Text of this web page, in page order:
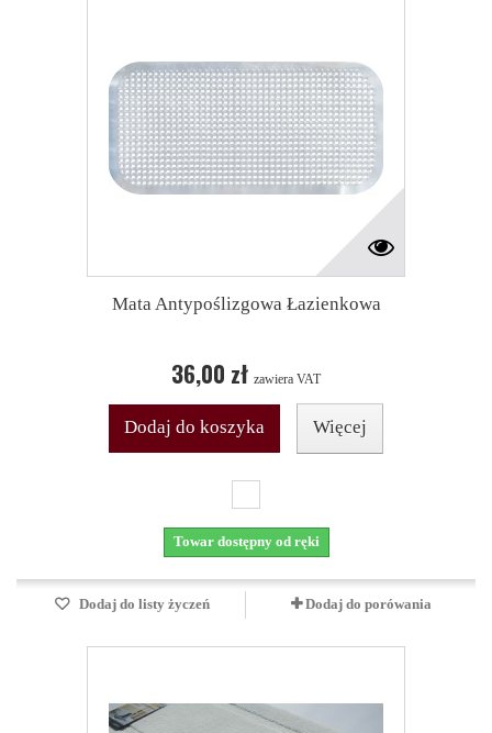
Mata Antypoślizgowa Łazienkowa
36,00 zł zawiera VAT
Dodaj do koszyka Więcej
Towar dostępny od ręki
Dodaj do listy życzeń Dodaj do porówania